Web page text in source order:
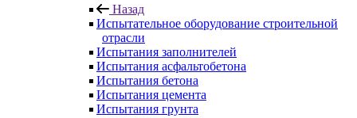
Назад
Испытательное оборудование строительной
отрасли
Испытания заполнителей
Испытания асфальтобетона
Испытания бетона
Испытания цемента
Испытания грунта